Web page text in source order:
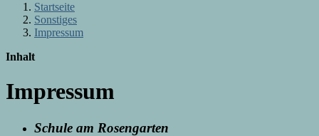
Startseite
Sonstiges
Impressum
Inhalt
Impressum
Schule am Rosengarten